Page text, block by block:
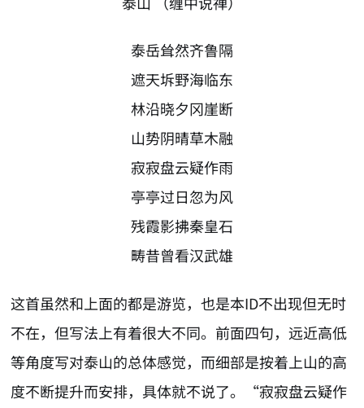
泰岳耸然齐鲁隔
遮天坼野海临东
林沿晓夕冈崖断
山势阴晴草木融
寂寂盘云疑作雨
亭亭过日忽为风
残霞影拂秦皇石
畴昔曾看汉武雄
这首虽然和上面的都是游览，也是本ID不出现但无时
不在，但写法上有着很大不同。前面四句，远近高低
等角度写对泰山的总体感觉，而细部是按着上山的高
度不断提升而安排，具体就不说了。“寂寂盘云疑作